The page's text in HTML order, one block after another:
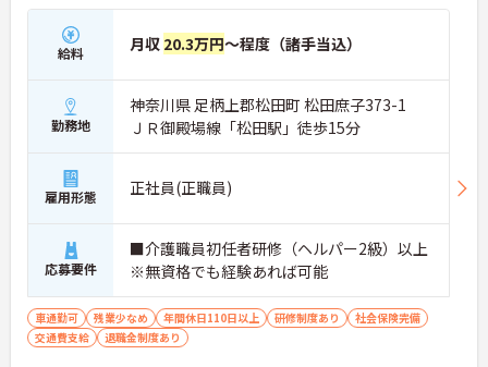
給料 月収 20.3万円～程度（諸手当込）
勤務地
神奈川県 足柄上郡松田町 松田庶子373-1
ＪＲ御殿場線「松田駅」徒歩15分
雇用形態 正社員(正職員)
応募要件
■介護職員初任者研修（ヘルパー2級）以上
※無資格でも経験あれば可能
車通勤可 残業少なめ 年間休日110日以上 研修制度あり
社会保険完備
交通費支給
退職金制度あり